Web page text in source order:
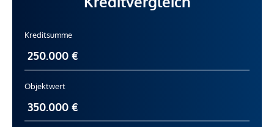
Kreditsumme
Objektwert